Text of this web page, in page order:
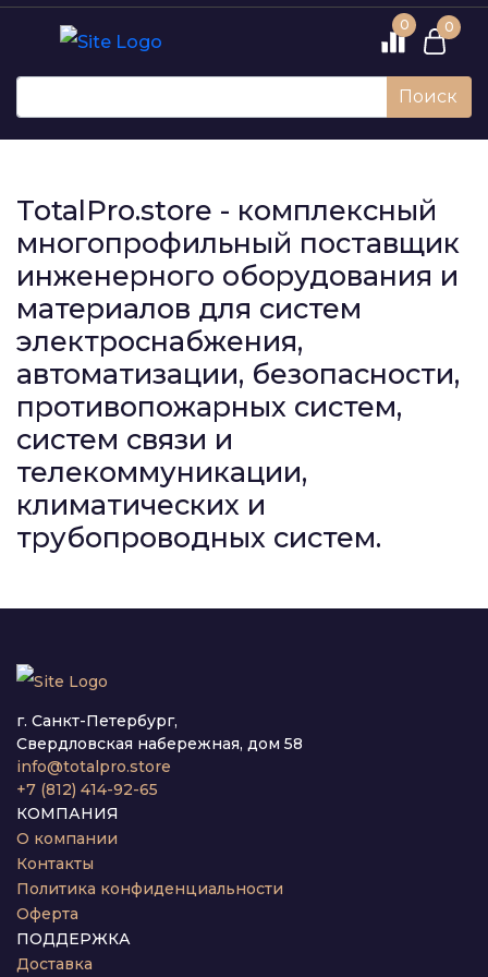
0 0
Поиск
TotalPro.store - комплексный
многопрофильный поставщик
инженерного оборудования и
материалов для систем
электроснабжения,
автоматизации, безопасности,
противопожарных систем,
систем связи и
телекоммуникации,
климатических и
трубопроводных систем.
г. Санкт-Петербург,
Свердловская набережная, дом 58
info@totalpro.store
+7 (812) 414-92-65
КОМПАНИЯ
О компании
Контакты
Политика конфиденциальности
Оферта
ПОДДЕРЖКА
Доставка